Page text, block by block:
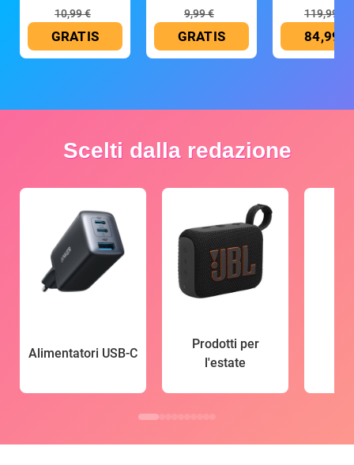
10,99 €
GRATIS
9,99 €
GRATIS
119,99 €
84,99 €
Scelti dalla redazione
Alimentatori USB-C
Prodotti per
l'estate